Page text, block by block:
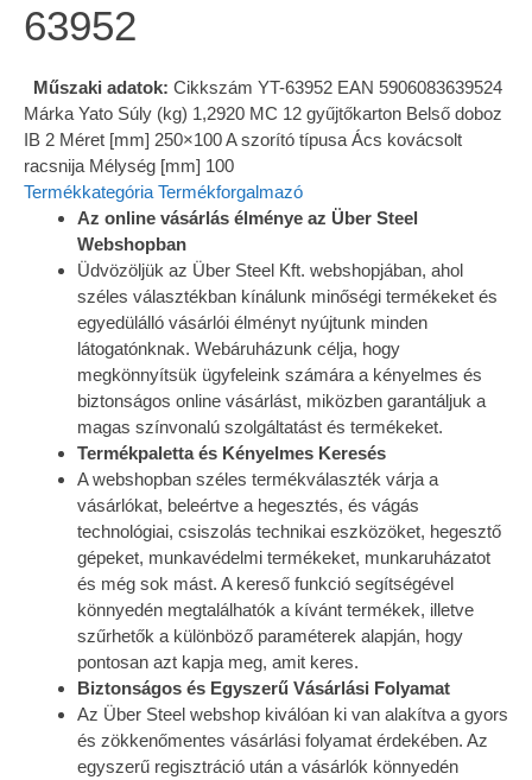
63952
Műszaki adatok: Cikkszám YT-63952 EAN 5906083639524
Márka Yato Súly (kg) 1,2920 MC 12 gyűjtőkarton Belső doboz
IB 2 Méret [mm] 250×100 A szorító típusa Ács kovácsolt
racsnija Mélység [mm] 100
Termékkategória Termékforgalmazó
Az online vásárlás élménye az Über Steel
Webshopban
Üdvözöljük az Über Steel Kft. webshopjában, ahol
széles választékban kínálunk minőségi termékeket és
egyedülálló vásárlói élményt nyújtunk minden
látogatónknak. Webáruházunk célja, hogy
megkönnyítsük ügyfeleink számára a kényelmes és
biztonságos online vásárlást, miközben garantáljuk a
magas színvonalú szolgáltatást és termékeket.
Termékpaletta és Kényelmes Keresés
A webshopban széles termékválaszték várja a
vásárlókat, beleértve a hegesztés, és vágás
technológiai, csiszolás technikai eszközöket, hegesztő
gépeket, munkavédelmi termékeket, munkaruházatot
és még sok mást. A kereső funkció segítségével
könnyedén megtalálhatók a kívánt termékek, illetve
szűrhetők a különböző paraméterek alapján, hogy
pontosan azt kapja meg, amit keres.
Biztonságos és Egyszerű Vásárlási Folyamat
Az Über Steel webshop kiválóan ki van alakítva a gyors
és zökkenőmentes vásárlási folyamat érdekében. Az
egyszerű regisztráció után a vásárlók könnyedén